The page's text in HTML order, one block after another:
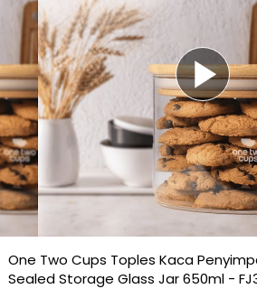
One Two Cups Toples Kaca
Sealed Storage Glass Jar 650ml -